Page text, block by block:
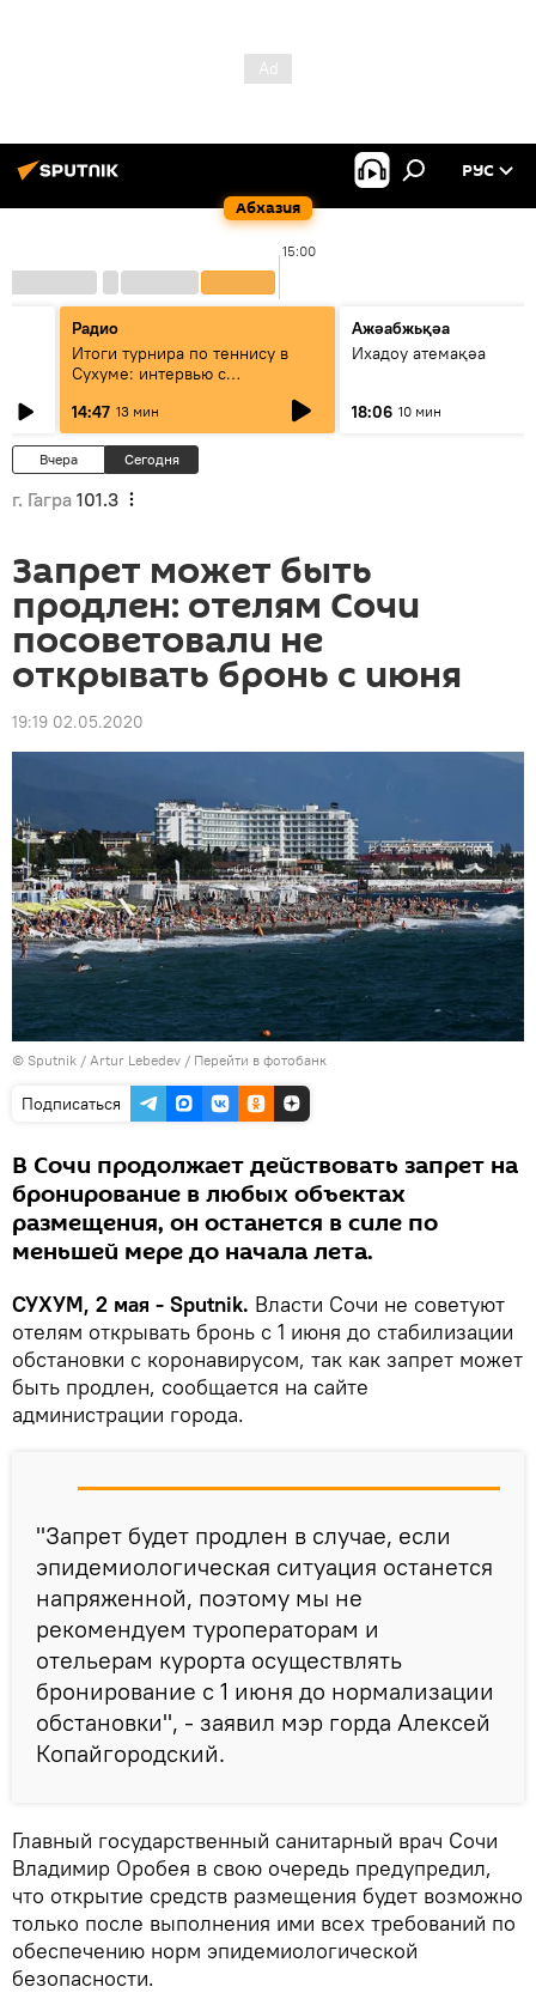
Абхазия
РУС
15:00
Радио
Итоги турнира по теннису в
Сухуме: интервью с
14:47 13 мин
Ажәабжьқәа
Ихадоу атемақәа
18:06 10 мин
Вчера Сегодня
г. Гагра 101.3
Запрет может быть
продлен: отелям Сочи
посоветовали не
открывать бронь с июня
19:19 02.05.2020
© Sputnik / Artur Lebedev / Перейти в фотобанк
Подписаться
В Сочи продолжает действовать запрет на
бронирование в любых объектах
размещения, он останется в силе по
меньшей мере до начала лета.
СУХУМ, 2 мая - Sputnik. Власти Сочи не советуют
отелям открывать бронь с 1 июня до стабилизации
обстановки с коронавирусом, так как запрет может
быть продлен, сообщается на сайте
администрации города.
"Запрет будет продлен в случае, если
эпидемиологическая ситуация останется
напряженной, поэтому мы не
рекомендуем туроператорам и
отельерам курорта осуществлять
бронирование с 1 июня до нормализации
обстановки", - заявил мэр горда Алексей
Копайгородский.
Главный государственный санитарный врач Сочи
Владимир Оробея в свою очередь предупредил,
что открытие средств размещения будет возможно
только после выполнения ими всех требований по
обеспечению норм эпидемиологической
безопасности.